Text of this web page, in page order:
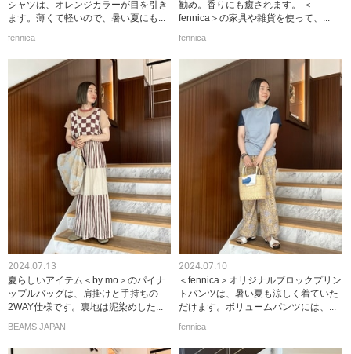
シャツは、オレンジカラーが目を引き
ます。薄くて軽いので、暑い夏にも...
fennica
勧め。香りにも癒されます。 ＜
fennica＞の家具や雑貨を使って、...
fennica
2024.07.13
夏らしいアイテム＜by mo＞のパイナ
ップルバッグは、肩掛けと手持ちの
2WAY仕様です。裏地は泥染めした...
BEAMS JAPAN
2024.07.10
＜fennica＞オリジナルブロックプリン
トパンツは、暑い夏も涼しく着ていた
だけます。ボリュームパンツには、...
fennica